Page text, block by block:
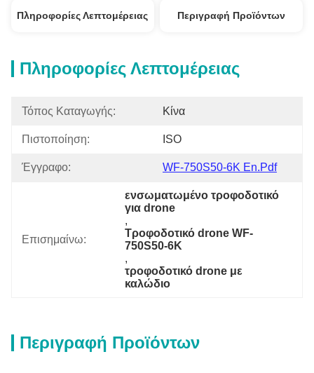
Πληροφορίες Λεπτομέρειας Περιγραφή Προϊόντων
Πληροφορίες Λεπτομέρειας
Τόπος Καταγωγής: Κίνα
Πιστοποίηση: ISO
Έγγραφο: WF-750S50-6K En.pdf
Επισημαίνω:
ενσωματωμένο τροφοδοτικό
για drone
,
Τροφοδοτικό drone WF-
750S50-6K
,
τροφοδοτικό drone με
καλώδιο
Περιγραφή Προϊόντων